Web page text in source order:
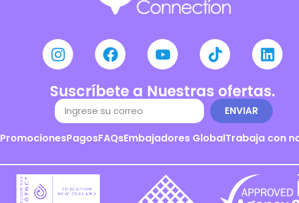
Suscríbete a Nuestras ofertas.
ENVIAR
PromocionesPagosFAQsEmbajadores GlobalTrabaja con